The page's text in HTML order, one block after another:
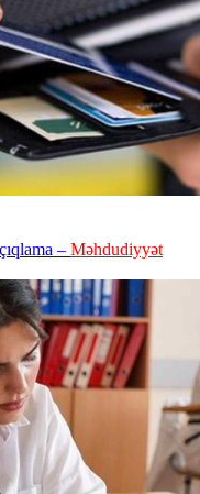
– Məhdudiyyət